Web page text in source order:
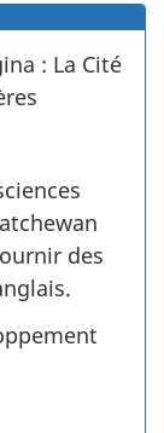
: La Cité
des